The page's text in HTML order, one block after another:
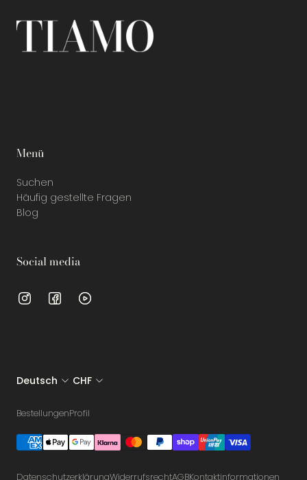
Menü
Suchen
Häufig gestellte Fragen
Blog
Social media
Deutsch CHF
BestellungenProfil
DatenschutzerklärungWiderrufsrechtAGBKontaktinformationen